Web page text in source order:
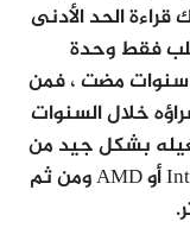
الحد الأدنى
فقط وحدة
معالجة رسومات متوسطة المدى من 10 سنوات مضت ، فمن
خلال السنوات
بشكل جيد من
الرسومات المدمجة رقاقة على معالج Intel أو AMD ومن ثم